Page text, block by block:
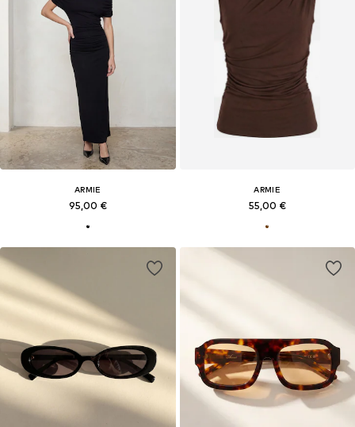
ARMIE
95,00 €
ARMIE
55,00 €